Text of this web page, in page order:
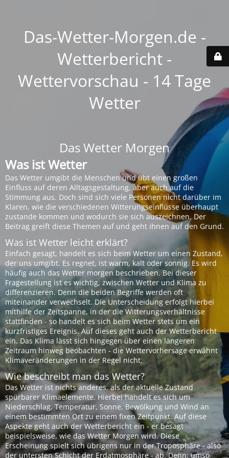
Das-Wetter-Morgen.de -
Wetterbericht -
Wettervorschau - 14 Tage
Wetter
Das Wetter Morgen
Was ist Wetter
Das Wetter umgibt die Menschen und übt einen großen
Einfluss auf deren Alltagsgestaltung, aber auch auf die
Stimmung aus. Doch sind sich viele Personen nicht darüber im
Klaren, wie die verschiedenen Witterungseinflüsse überhaupt
zustande kommen und wodurch sie sich auszeichnen. Der
Beitrag greift diese Themen auf und geht ihnen auf den Grund.
Was ist Wetter leicht erklärt?
Einfach gesagt, handelt es sich beim Wetter um einen Zustand,
der uns umgibt. Es regnet, ist warm, kalt oder sonnig. Es wird
häufig auch das Wetter morgen beschrieben. Bei dieser
Fragestellung ist es wichtig, zwischen Wetter und Klima zu
differenzieren. Denn die beiden Begriffe werden oft
miteinander verwechselt. Die Unterscheidung erfolgt hierbei
mithilfe der Zeitspanne, in der die Witterungsverhältnisse
stattfinden - so handelt es sich beim Wetter stets um ein
kurzfristiges Ereignis. Auf dieses geht auch der Wetterbericht
ein. Das Klima lässt sich hingegen über einen längeren
Zeitraum hinweg beobachten - die Wettervorhersage erwähnt
Klimaveränderungen in der Regel nicht.
Wie beschreibt man das Wetter?
Das Wetter ist nichts anderes, als der aktuelle Zustand
spürbarer Klimaelemente. Hierbei handelt es sich um
Niederschlag, Temperatur, Sonne, Bewölkung und Wind an
einem bestimmten Ort zu einem fixen Zeitpunkt. Auf diese
Aspekte geht auch der Wetterbericht ein - er besagt
beispielsweise, wie das Wetter Morgen wird. Diese
Erscheinung spielt sich übrigens nur in der Troposphäre - also
der untersten Schicht der Erdatmosphäre - ab. Denn: umso